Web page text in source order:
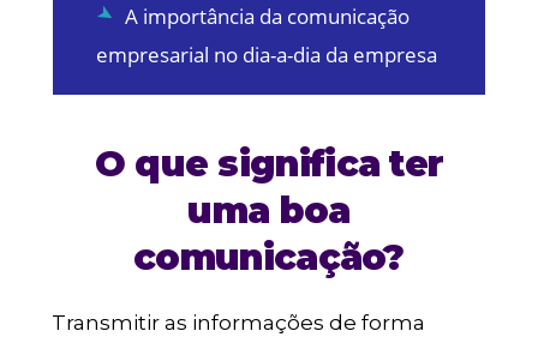
A importância da comunicação
empresarial no dia-a-dia da empresa
O que significa ter
uma boa
comunicação?
Transmitir as informações de forma